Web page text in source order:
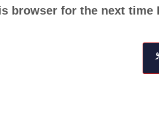
browser for the next time